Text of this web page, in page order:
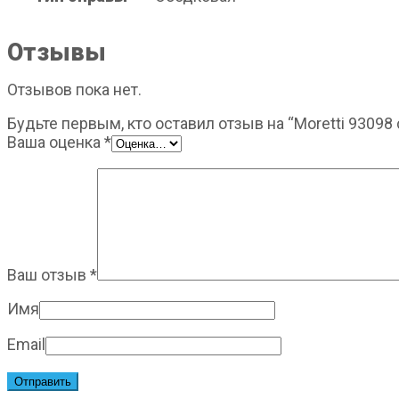
Отзывы
Отзывов пока нет.
Будьте первым, кто оставил отзыв на “Moretti 93098
Ваша оценка*
Ваш отзыв *
Имя
Email